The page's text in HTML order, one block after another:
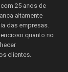
25 anos de
altamente
das empresas.
quanto no
clientes.